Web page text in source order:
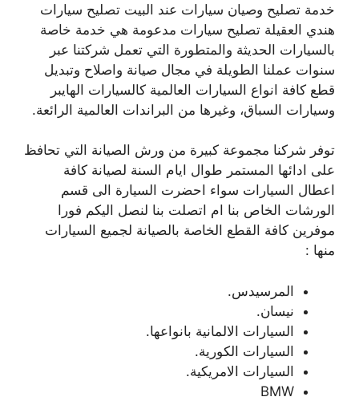
خدمة تصليح وصيان سيارات عند البيت تصليح سيارات
هندي العقيلة تصليح سيارات مدعومة هي خدمة خاصة
بالسيارات الحديثة والمتطورة التي تعمل شركتنا عبر
سنوات عملنا الطويلة في مجال صيانة واصلاح وتبديل
قطع كافة انواع السيارات العالمية كالسيارات الهايبر
وسيارات السباق، وغيرها من البراندات العالمية الرائعة.
توفر شركنا مجموعة كبيرة من ورش الصيانة التي تحافظ
على ادائها المستمر طوال ايام السنة لصيانة كافة
اعطال السيارات سواء احضرت السيارة الى قسم
الورشات الخاص بنا ام اتصلت بنا لنصل اليكم فورا
موفرين كافة القطع الخاصة بالصيانة لجميع السيارات
منها :
المرسيدس.
نيسان.
السيارات الالمانية بانواعها.
السيارات الكورية.
السيارات الامريكية.
BMW